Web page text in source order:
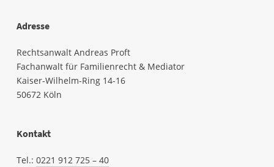
Adresse
Rechtsanwalt Andreas Proft
Fachanwalt für Familienrecht & Mediator
Kaiser-Wilhelm-Ring 14-16
50672 Köln
Kontakt
Tel.: 0221 912 725 – 40